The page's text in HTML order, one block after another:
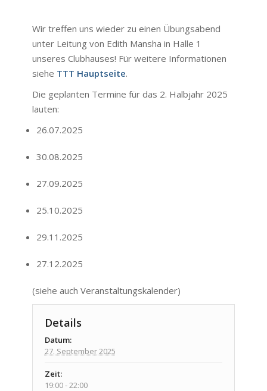
Wir treffen uns wieder zu einen Übungsabend
unter Leitung von Edith Mansha in Halle 1
unseres Clubhauses! Für weitere Informationen
siehe TTT Hauptseite.
Die geplanten Termine für das 2. Halbjahr 2025
lauten:
26.07.2025
30.08.2025
27.09.2025
25.10.2025
29.11.2025
27.12.2025
(siehe auch Veranstaltungskalender)
Details
Datum:
27. September 2025
Zeit:
19:00 - 22:00